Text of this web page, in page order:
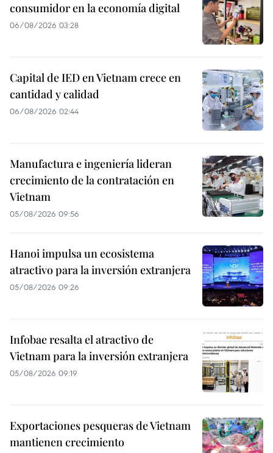
consumidor en la economía digital
06/08/2026 03:28
Capital de IED en Vietnam crece en
cantidad y calidad
06/08/2026 02:44
Manufactura e ingeniería lideran
crecimiento de la contratación en
Vietnam
05/08/2026 09:56
Hanoi impulsa un ecosistema
atractivo para la inversión extranjera
05/08/2026 09:26
Infobae resalta el atractivo de
Vietnam para la inversión extranjera
05/08/2026 09:19
Exportaciones pesqueras de Vietnam
mantienen crecimiento